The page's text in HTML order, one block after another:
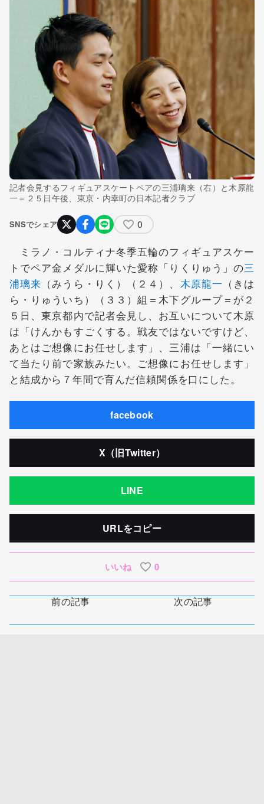
記者会見するフィギュアスケートペアの三浦璃来（右）と木原龍
一＝２５日午後、東京・内幸町の日本記者クラブ
SNSでシェア 0
ミラノ・コルティナ冬季五輪のフィギュアスケー
トでペア金メダルに輝いた愛称「りくりゅう」の三
浦璃来 （みうら・りく）（２４）、 木原龍一 （きは
ら・りゅういち）（３３）組＝木下グループ＝が２
５日、東京都内で記者会見し、お互いについて木原
は「けんかもすごくする。戦友ではないですけど、
あとはご想像にお任せします」、三浦は「一緒にい
て当たり前で家族みたい。ご想像にお任せします」
と結成から７年間で育んだ信頼関係を口にした。
facebook
X（旧Twitter）
LINE
URLをコピー
いいね 0
前の記事 次の記事